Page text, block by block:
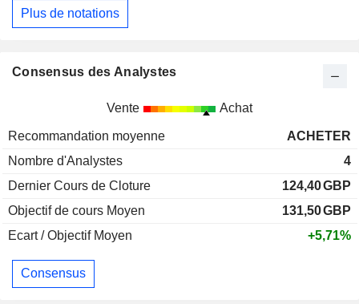
Plus de notations
Consensus des Analystes
Vente Achat
Recommandation moyenne
ACHETER
Nombre d'Analystes
4
Dernier Cours de Cloture
124,40GBP
Objectif de cours Moyen
131,50GBP
Ecart / Objectif Moyen
+5,71%
Consensus